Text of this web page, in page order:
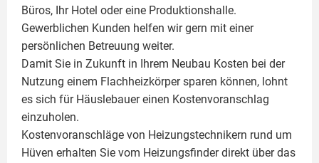
Büros, Ihr Hotel oder eine Produktionshalle.
Gewerblichen Kunden helfen wir gern mit einer
persönlichen Betreuung weiter.
Damit Sie in Zukunft in Ihrem Neubau Kosten bei der
Nutzung einem Flachheizkörpersparen können, lohnt
es sich für Häuslebauer einen Kostenvoranschlag
einzuholen.
Kostenvoranschläge von Heizungstechnikern rund um
Hüven erhalten Sie vom Heizungsfinder direkt über das